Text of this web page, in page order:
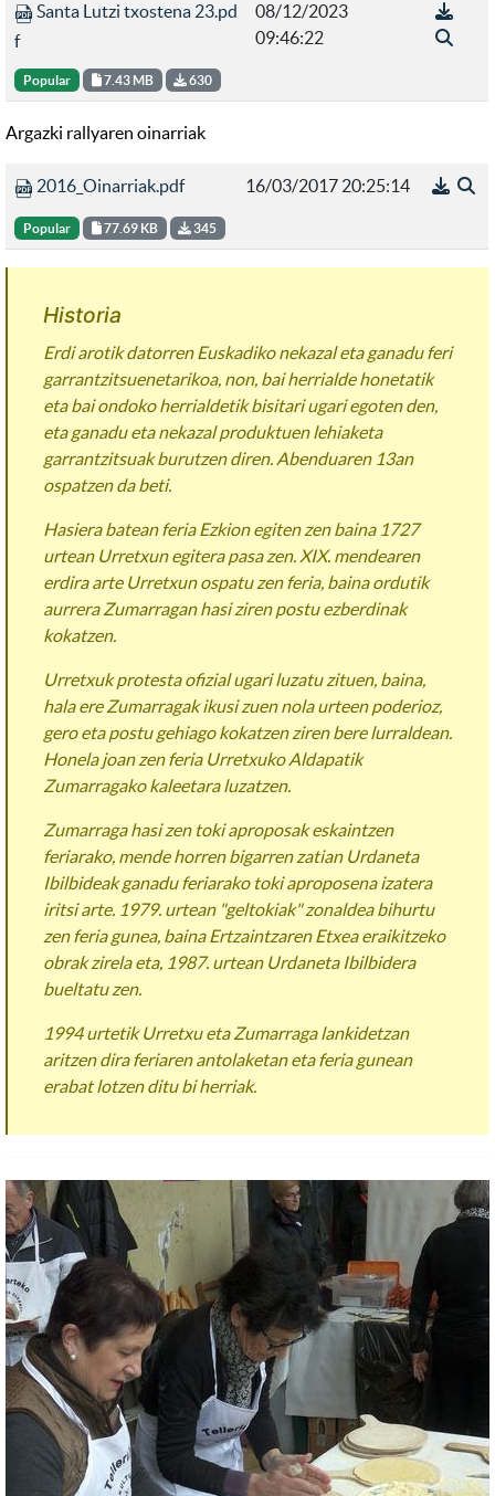
Santa Lutzi txostena 23.pd
f
Popular 7.43 MB 630
08/12/2023
09:46:22
Argazki rallyaren oinarriak
2016_Oinarriak.pdf
Popular 77.69 KB 345
16/03/2017 20:25:14
Historia
Erdi arotik datorren Euskadiko nekazal eta ganadu feri
garrantzitsuenetarikoa, non, bai herrialde honetatik
eta bai ondoko herrialdetik bisitari ugari egoten den,
eta ganadu eta nekazal produktuen lehiaketa
garrantzitsuak burutzen diren. Abenduaren 13an
ospatzen da beti.
Hasiera batean feria Ezkion egiten zen baina 1727
urtean Urretxun egitera pasa zen. XIX. mendearen
erdira arte Urretxun ospatu zen feria, baina ordutik
aurrera Zumarragan hasi ziren postu ezberdinak
kokatzen.
Urretxuk protesta ofizial ugari luzatu zituen, baina,
hala ere Zumarragak ikusi zuen nola urteen poderioz,
gero eta postu gehiago kokatzen ziren bere lurraldean.
Honela joan zen feria Urretxuko Aldapatik
Zumarragako kaleetara luzatzen.
Zumarraga hasi zen toki aproposak eskaintzen
feriarako, mende horren bigarren zatian Urdaneta
Ibilbideak ganadu feriarako toki aproposena izatera
iritsi arte. 1979. urtean "geltokiak" zonaldea bihurtu
zen feria gunea, baina Ertzaintzaren Etxea eraikitzeko
obrak zirela eta, 1987. urtean Urdaneta Ibilbidera
bueltatu zen.
1994 urtetik Urretxu eta Zumarraga lankidetzan
aritzen dira feriaren antolaketan eta feria gunean
erabat lotzen ditu bi herriak.